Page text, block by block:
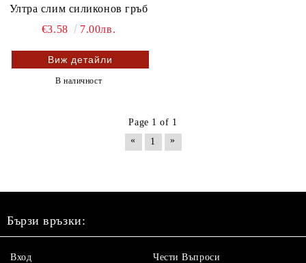
Ултра слим силиконов гръб
€3.58
7.00лв.
Виж детайли
В наличност
Page 1 of 1
«
1 »
Бързи връзки:
Вход Чести Въпроси